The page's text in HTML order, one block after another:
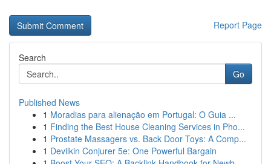
Report Page
Search
Go
Published News
1 Moradias para alienação em Portugal: O Guia ...
1 Finding the Best House Cleaning Services in Pho...
1 Prostate Massagers vs. Back Door Toys: A Comp...
1 Devilkin Conjurer 5e: One Powerful Bargain